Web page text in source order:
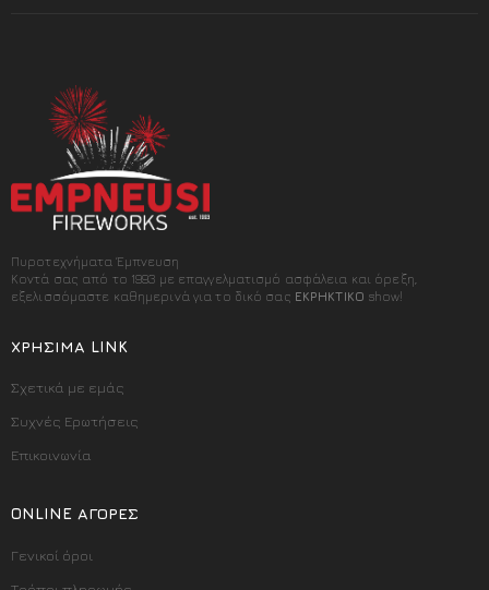
Πυροτεχνήματα Έμπνευση
Κοντά σας από το 1993 με επαγγελματισμό ασφάλεια και όρεξη,
εξελισσόμαστε καθημερινά για το δικό σας ΕΚΡΗΚΤΙΚΟ show!
ΧΡΉΣΙΜΑ LINK
Σχετικά με εμάς
Συχνές Ερωτήσεις
Επικοινωνία
ONLINE ΑΓΟΡΈΣ
Γενικοί όροι